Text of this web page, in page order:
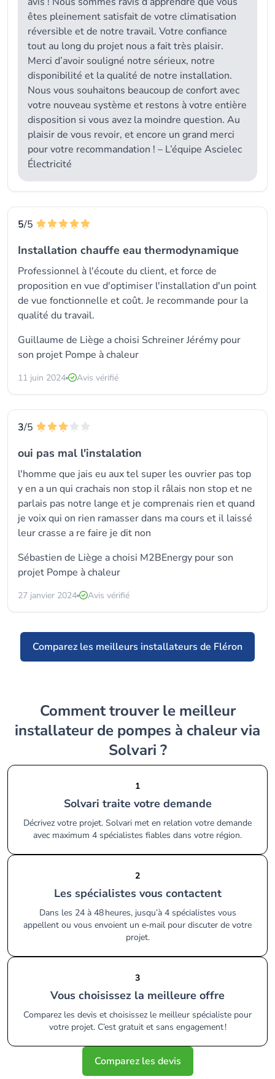
êtes pleinement satisfait de votre climatisation
réversible et de notre travail. Votre confiance
tout au long du projet nous a fait très plaisir.
Merci d’avoir souligné notre sérieux, notre
disponibilité et la qualité de notre installation.
Nous vous souhaitons beaucoup de confort avec
votre nouveau système et restons à votre entière
disposition si vous avez la moindre question. Au
plaisir de vous revoir, et encore un grand merci
pour votre recommandation ! – L’équipe Ascielec
Électricité
5/5
Installation chauffe eau thermodynamique
Professionnel à l'écoute du client, et force de
proposition en vue d'optimiser l'installation d'un point
de vue fonctionnelle et coût. Je recommande pour la
qualité du travail.
Guillaume de Liège a choisi Schreiner Jérémy pour
son projet Pompe à chaleur
11 juin 2024 Avis vérifié
3/5
oui pas mal l'instalation
l'homme que jais eu aux tel super les ouvrier pas top
y en a un qui crachais non stop il râlais non stop et ne
parlais pas notre lange et je comprenais rien et quand
je voix qui on rien ramasser dans ma cours et il laissé
leur crasse a re faire je dit non
Sébastien de Liège a choisi M2BEnergy pour son
projet Pompe à chaleur
27 janvier 2024 Avis vérifié
Comparez les meilleurs installateurs de Fléron
Comment trouver le meilleur
installateur de pompes à chaleur via
Solvari ?
1
Solvari traite votre demande
Décrivez votre projet. Solvari met en relation votre demande
avec maximum 4 spécialistes fiables dans votre région.
2
Les spécialistes vous contactent
Dans les 24 à 48 heures, jusqu’à 4 spécialistes vous
appellent ou vous envoient un e‑mail pour discuter de votre
projet.
3
Vous choisissez la meilleure offre
Comparez les devis et choisissez le meilleur spécialiste pour
votre projet. C’est gratuit et sans engagement !
Comparez les devis